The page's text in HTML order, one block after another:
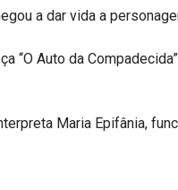
a dar vida a
Auto da
Maria Epifânia,